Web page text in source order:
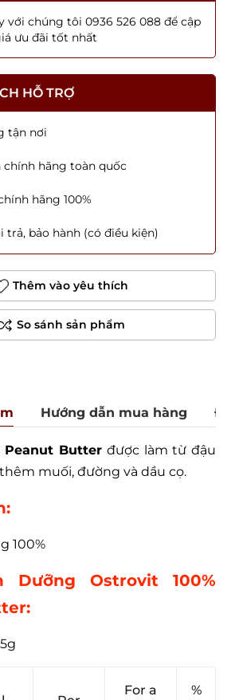
với chúng tôi 0936 526 088 để cập
ưu đãi tốt nhất
HỖ TRỢ
tận nơi
chính hãng toàn quốc
hãng 100%
trả, bảo hành (có điều kiện)
Thêm vào yêu thích
Hướng dẫn mua hàng
Peanut Butter được làm từ đậu
muối, đường và dầu cọ.
100%
Dưỡng Ostrovit 100%
For a %